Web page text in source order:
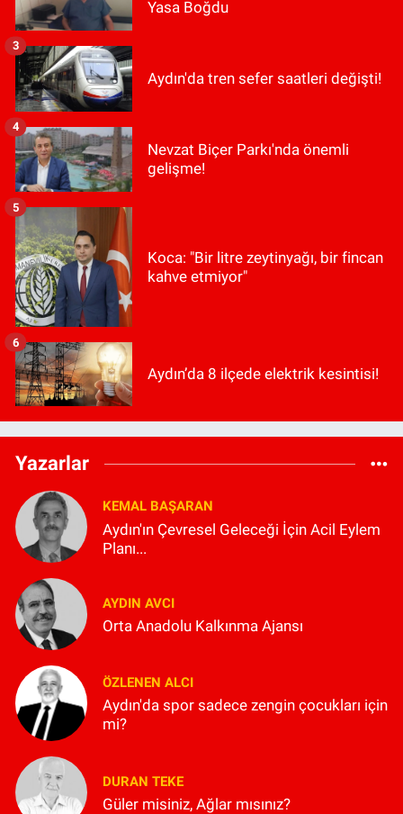
Yasa Boğdu
Aydın'da tren sefer saatleri değişti!
3
Nevzat Biçer Parkı'nda önemli
gelişme!
4
Koca: "Bir litre zeytinyağı, bir fincan
kahve etmiyor"
5
Aydın’da 8 ilçede elektrik kesintisi!
6
Yazarlar
KEMAL BAŞARAN
Aydın'ın Çevresel Geleceği İçin Acil Eylem
Planı...
AYDIN AVCI
Orta Anadolu Kalkınma Ajansı
ÖZLENEN ALCI
Aydın'da spor sadece zengin çocukları için
mi?
DURAN TEKE
Güler misiniz, Ağlar mısınız?